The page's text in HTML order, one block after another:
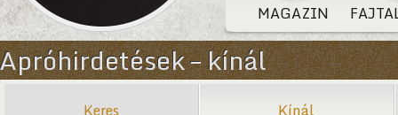
MAGAZIN
Apróhirdetések – kínál